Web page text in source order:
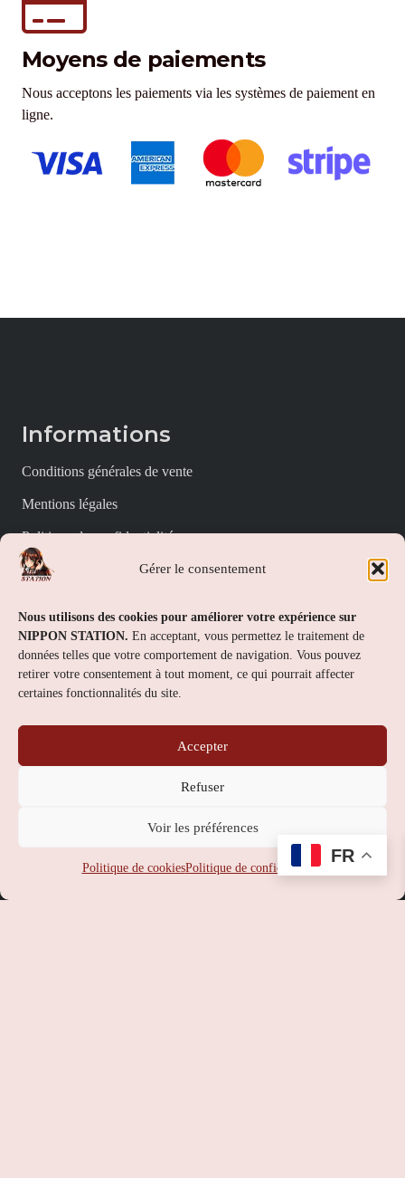
Gérer le consentement
Nous utilisons des cookies pour améliorer votre expérience sur
NIPPON STATION. En acceptant, vous permettez le traitement de
données telles que votre comportement de navigation. Vous pouvez
retirer votre consentement à tout moment, ce qui pourrait affecter
certaines fonctionnalités du site.
Accepter
Refuser
Voir les préférences
Politique de cookiesPolitique de confidentialité
Moyens de paiements
Nous acceptons les paiements via les systèmes de paiement en
ligne.
Informations
Conditions générales de vente
Mentions légales
Politique de confidentialité
Politique de cookies (UE)
Nippon Station
À propos
Contact
service-client@nipponstation.fr
FR